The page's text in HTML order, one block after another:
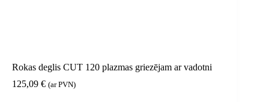
Rokas deglis CUT 120 plazmas griezējam ar vadotni
125,09 € (ar PVN)